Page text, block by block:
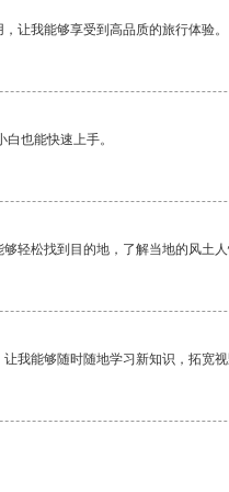
让我能够享受到高品质的旅行体验。
也能快速上手。
轻松找到目的地，了解当地的风土人
我能够随时随地学习新知识，拓宽视